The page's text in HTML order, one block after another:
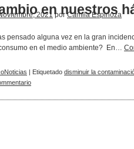
en nuestros
2021 por Camila Espinoza
pensado alguna vez en la gran
en el medio ambiente? En…
| Etiquetado disminuir la